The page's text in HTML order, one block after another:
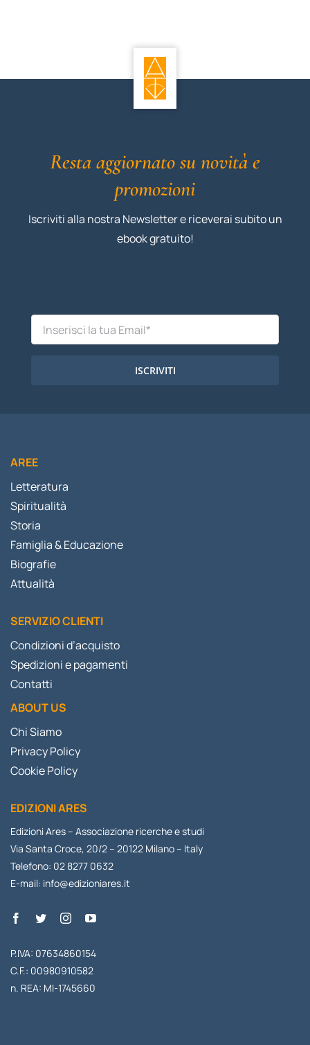
Resta aggiornato su novità e
promozioni
Iscriviti alla nostra Newsletter e riceverai subito un
ebook gratuito!
ISCRIVITI
AREE
Letteratura
Spiritualità
Storia
Famiglia & Educazione
Biografie
Attualità
SERVIZIO CLIENTI
Condizioni d’acquisto
Spedizioni e pagamenti
Contatti
ABOUT US
Chi Siamo
Privacy Policy
Cookie Policy
EDIZIONI ARES
Edizioni Ares – Associazione ricerche e studi
Via Santa Croce, 20/2 – 20122 Milano – Italy
Telefono: 02 8277 0632
E-mail: info@edizioniares.it
P.IVA: 07634860154
C.F.: 00980910582
n. REA: MI-1745660